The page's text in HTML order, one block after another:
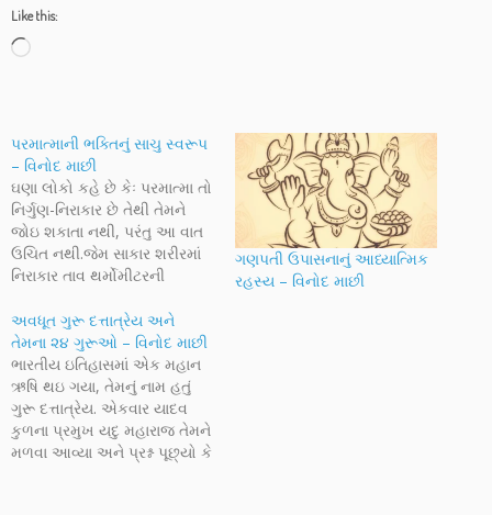
Like this:
Loading…
પરમાત્માની ભક્તિનું સાચુ સ્વરૂપ
– વિનોદ માછી
ઘણા લોકો કહે છે કેઃ પરમાત્મા તો
નિર્ગુણ-નિરાકાર છે તેથી તેમને
જોઇ શકાતા નથી, પરંતુ આ વાત
ઉચિત નથી.જેમ સાકાર શરીરમાં
નિરાકાર તાવ થર્મોમીટરની
ન્યૂમોનિયા સ્ટેથોસ્કોપની
આંખથી જોઇ શકાય છે..તેવી જ
રીતે સદગુરૂ દ્વારા આપવામાં
આવેલ જ્ઞાનથી કણ કણમાં
પ્રભુ-૫રમાત્માને જોઇ શકાય છે.
જોયા બાદ જ…
ગણપતી ઉપાસનાનું આધ્યાત્મિક
રહસ્ય – વિનોદ માછી
અવધૂત ગુરૂ દત્તાત્રેય અને
તેમના ૨૪ ગુરૂઓ – વિનોદ માછી
ભારતીય ઇતિહાસમાં એક મહાન
ઋષિ થઇ ગયા, તેમનું નામ હતું
ગુરૂ દત્તાત્રેય. એકવાર યાદવ
કુળના પ્રમુખ યદુ મહારાજ તેમને
મળવા આવ્યા અને પ્રશ્ન પૂછ્યો કે